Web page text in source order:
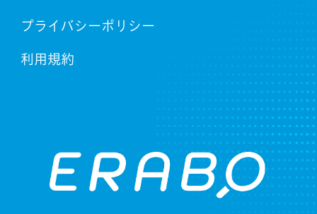
プライバシーポリシー
利用規約